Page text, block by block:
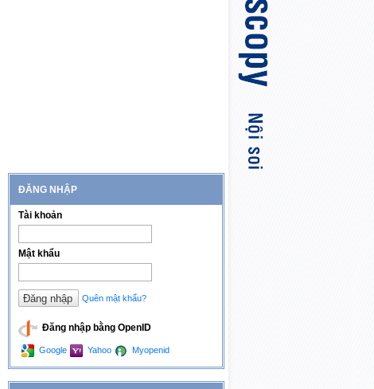
ĐĂNG NHẬP
Tài khoản
Mật khẩu
Quên mật khẩu?
Đăng nhập bằng OpenID
Google Yahoo Myopenid